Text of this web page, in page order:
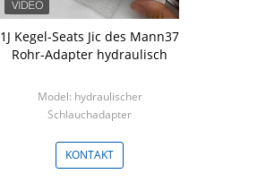
1J Kegel-Seats Jic des Mann37
Rohr-Adapter hydraulisch
Model: hydraulischer
Schlauchadapter
KONTAKT